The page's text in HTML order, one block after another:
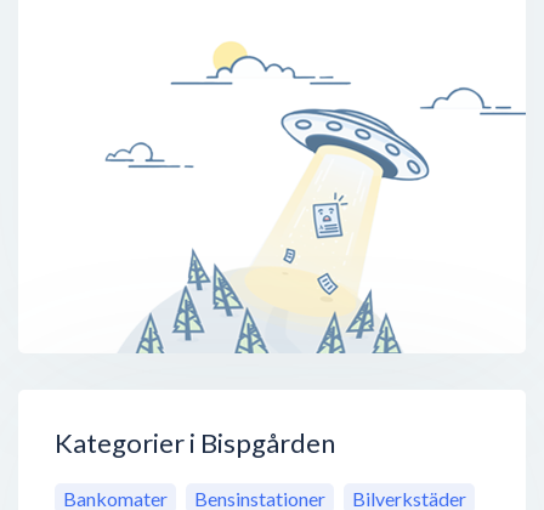
Kategorier i Bispgården
Bankomater Bensinstationer
Bilverkstäder